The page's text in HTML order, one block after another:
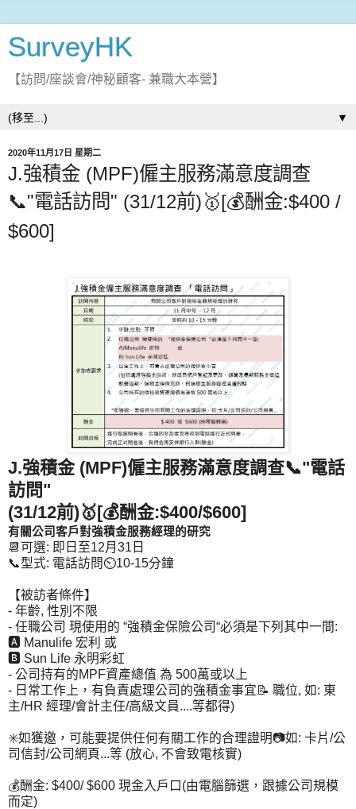
SurveyHK
【訪問/座談會/神秘顧客- 兼職大本營】
▼
2020年11月17日 星期二
J.強積金 (MPF)僱主服務滿意度調查
📞"電話訪問" (31/12前)🥇[💰酬金:$400 /
$600]
J.強積金 (MPF)僱主服務滿意度調查📞"電話
訪問"
(31/12前)🥇[💰酬金:$400/$600]
有關公司客戶對強積金服務經理的研究
📆可選: 即日至12月31日
📞型式: 電話訪問⏲️10-15分鐘
【被訪者條件】
- 年齡, 性別不限
- 任職公司 現使用的 “強積金保險公司“必須是下列其中一間:
🅰️ Manulife 宏利 或
🅱️ Sun Life 永明彩虹
- 公司持有的MPF資產總值 為 500萬或以上
- 日常工作上，有負責處理公司的強積金事宜📝 職位, 如: 東
主/HR 經理/會計主任/高級文員....等都得)
✳️如獲邀，可能要提供任何有關工作的合理證明📷如: 卡片/公
司信封/公司網頁...等 (放心, 不會致電核實)
💰酬金: $400/ $600 現金入戶口(由電腦篩選，跟據公司規模
而定)